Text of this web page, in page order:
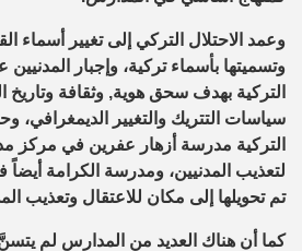
وعمد الاحتلال التركي إلى تغيير أسماء
وتسميتها بأسماء تركية، وإجبار المدنيين
التركية بهدف سحق هوية, وثقافة وتاريخ
سياسات التتريك والتغيير الديمغرافي،
التركية مدرسة أزهار عفرين في مركز
لتعذيب المدنيين، ومدرسة الكرامة
تم تحويلها إلى مكان للاعتقال وتعذيب
كما أن هناك العديد من المدارس لم